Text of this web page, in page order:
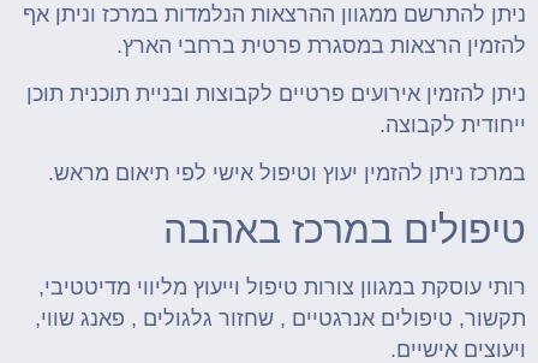
ניתן להתרשם ממגוון ההרצאות הנלמדות במרכז וניתן אף
להזמין הרצאות במסגרת פרטית ברחבי הארץ.
ניתן להזמין אירועים פרטיים לקבוצות ובניית תוכנית תוכן
ייחודית לקבוצה.
במרכז ניתן להזמין יעוץ וטיפול אישי לפי תיאום מראש.
טיפולים במרכז באהבה
רותי עוסקת במגוון צורות טיפול וייעוץ מליווי מדיטטיבי,
תקשור, טיפולים אנרגטיים , שחזור גלגולים , פאנג שווי,
ויעוצים אישיים.